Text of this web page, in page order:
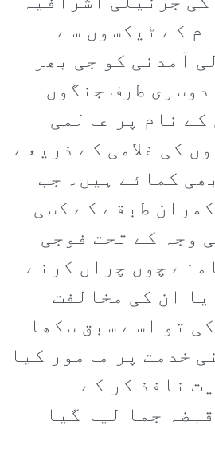
کے ٹیکسوں سے
آمدنی کو جی بھر
طرف جنگوں
نام پر عالمی
کی غلامی کے ذریعے
کمائے ہیں۔ جب
طبقے کے کسی
وجہ کے تحت فوجی
چوں چراں کرنے
ان کی مخالفت
تو اسے سبق سکھا
خدمت پر مامور کیا
نافذ کر کے
جما لیا گیا